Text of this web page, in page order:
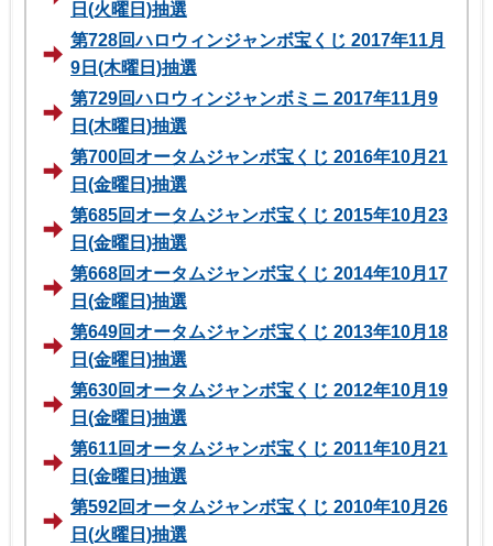
日(火曜日)抽選
第728回ハロウィンジャンボ宝くじ 2017年11月
9日(木曜日)抽選
第729回ハロウィンジャンボミニ 2017年11月9
日(木曜日)抽選
第700回オータムジャンボ宝くじ 2016年10月21
日(金曜日)抽選
第685回オータムジャンボ宝くじ 2015年10月23
日(金曜日)抽選
第668回オータムジャンボ宝くじ 2014年10月17
日(金曜日)抽選
第649回オータムジャンボ宝くじ 2013年10月18
日(金曜日)抽選
第630回オータムジャンボ宝くじ 2012年10月19
日(金曜日)抽選
第611回オータムジャンボ宝くじ 2011年10月21
日(金曜日)抽選
第592回オータムジャンボ宝くじ 2010年10月26
日(火曜日)抽選